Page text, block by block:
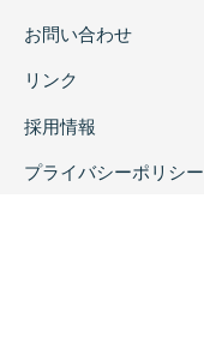
お問い合わせ
リンク
採用情報
プライバシーポリシー